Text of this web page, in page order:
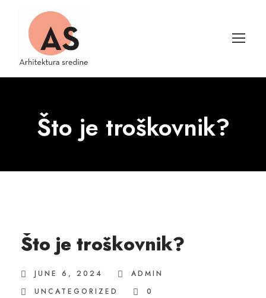
Što je troškovnik?
Što je troškovnik?
JUNE 6, 2024
ADMIN
UNCATEGORIZED
0